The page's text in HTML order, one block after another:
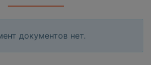
документов нет.